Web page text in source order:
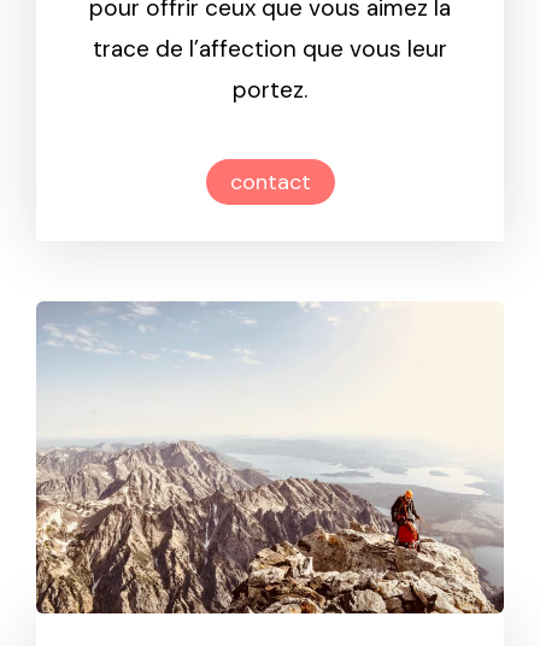
pour offrir ceux que vous aimez la
trace de l’affection que vous leur
portez.
contact